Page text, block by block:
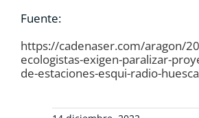
Fuente:
https://cadenaser.com/aragon/
ecologistas-exigen-paralizar-
de-estaciones-esqui-radio-